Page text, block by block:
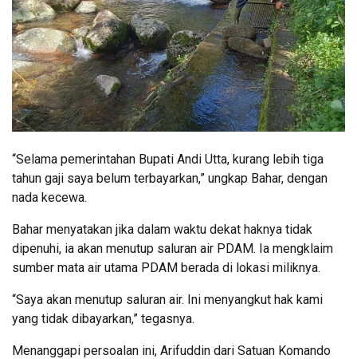
“Selama pemerintahan Bupati Andi Utta, kurang lebih tiga
tahun gaji saya belum terbayarkan,” ungkap Bahar, dengan
nada kecewa.
Bahar menyatakan jika dalam waktu dekat haknya tidak
dipenuhi, ia akan menutup saluran air PDAM. Ia mengklaim
sumber mata air utama PDAM berada di lokasi miliknya.
“Saya akan menutup saluran air. Ini menyangkut hak kami
yang tidak dibayarkan,” tegasnya.
Menanggapi persoalan ini, Arifuddin dari Satuan Komando